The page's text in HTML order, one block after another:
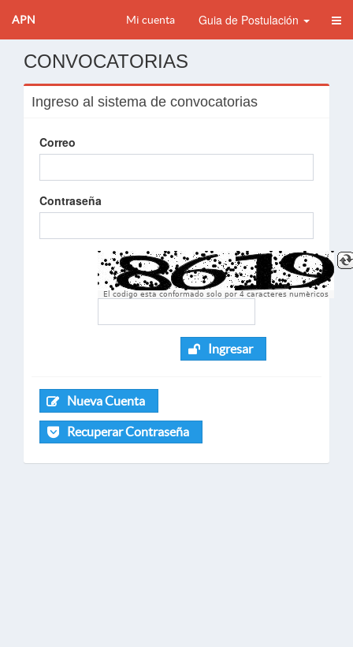
APN Mi cuenta Guia de Postulación
CONVOCATORIAS
Ingreso al sistema de convocatorias
Correo
Contraseña
El codigo esta conformado solo por 4 caracteres numèricos
Ingresar
Nueva Cuenta
Recuperar Contraseña